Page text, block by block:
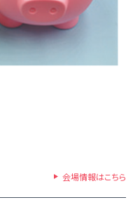
会場情報はこちら